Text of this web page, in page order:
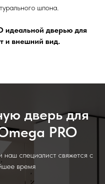
шпона.
идеальной дверью для
и внешний вид.
дверь для
PRO
специалист свяжется с
время